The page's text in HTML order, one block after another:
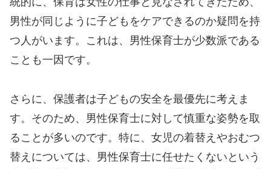
男性が同じように子どもをケアできるのか疑問を持
つ人がいます。これは、男性保育士が少数派である
ことも一因です。
さらに、保護者は子どもの安全を最優先に考えま
す。そのため、男性保育士に対して慎重な姿勢を取
ることが多いのです。特に、女児の着替えやおむつ
替えについては、男性保育士に任せたくないという